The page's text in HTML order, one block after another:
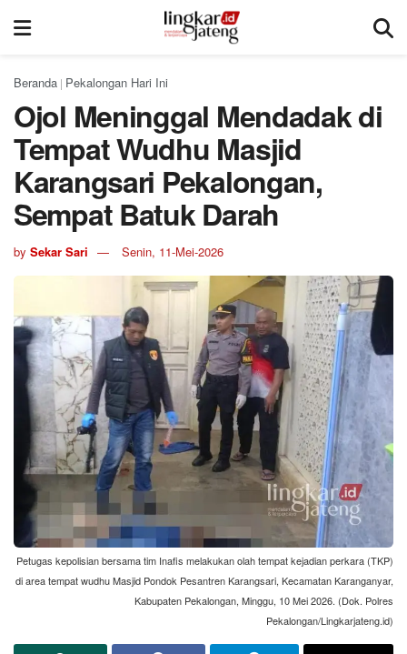
Beranda | Pekalongan Hari Ini
Ojol Meninggal Mendadak di
Tempat Wudhu Masjid
Karangsari Pekalongan,
Sempat Batuk Darah
by Sekar Sari Senin, 11-Mei-2026
Petugas kepolisian bersama tim Inafis melakukan olah tempat kejadian perkara (TKP)
di area tempat wudhu Masjid Pondok Pesantren Karangsari, Kecamatan Karanganyar,
Kabupaten Pekalongan, Minggu, 10 Mei 2026. (Dok. Polres
Pekalongan/Lingkarjateng.id)